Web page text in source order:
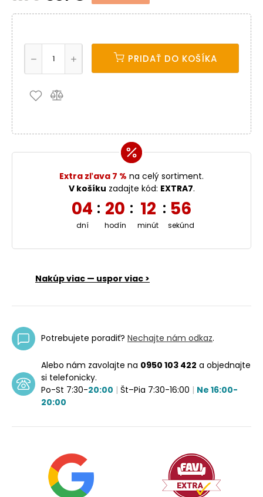
PRIDAŤ DO KOŠÍKA
Extra zľava 7 % na celý sortiment.
V košíku zadajte kód: EXTRA7.
04
dní
: 20
hodín
: 12
minút
: 56
sekúnd
Nakúp viac — uspor viac >
Potrebujete poradiť? Nechajte nám odkaz.
Alebo nám zavolajte na 0950 103 422 a objednajte
si telefonicky.
Po-St 7:30-20:00 | Št–Pia 7:30-16:00 | Ne 16:00-
20:00